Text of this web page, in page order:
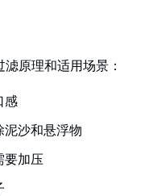
原理和适用场景：
感
泥沙和悬浮物
要加压